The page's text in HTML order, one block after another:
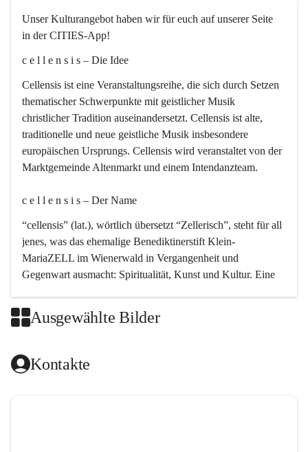
Unser Kulturangebot haben wir für euch auf unserer Seite
in der CITIES-App!
c e l l e n s i s – Die Idee
Cellensis ist eine Veranstaltungsreihe, die sich durch Setzen
thematischer Schwerpunkte mit geistlicher Musik
christlicher Tradition auseinandersetzt. Cellensis ist alte,
traditionelle und neue geistliche Musik insbesondere
europäischen Ursprungs. Cellensis wird veranstaltet von der
Marktgemeinde Altenmarkt und einem Intendanzteam.
c e l l e n s i s – Der Name
“cellensis” (lat.), wörtlich übersetzt “Zellerisch”, steht für all
jenes, was das ehemalige Benediktinerstift Klein-
MariaZELL im Wienerwald in Vergangenheit und
Gegenwart ausmacht: Spiritualität, Kunst und Kultur. Eine
Kirchenmusik, dem kunstvollen Lob Gottes.
Das kirchenmusikalische Festival Cellensis wird seit dem
Ausgewählte Bilder
Kontakte